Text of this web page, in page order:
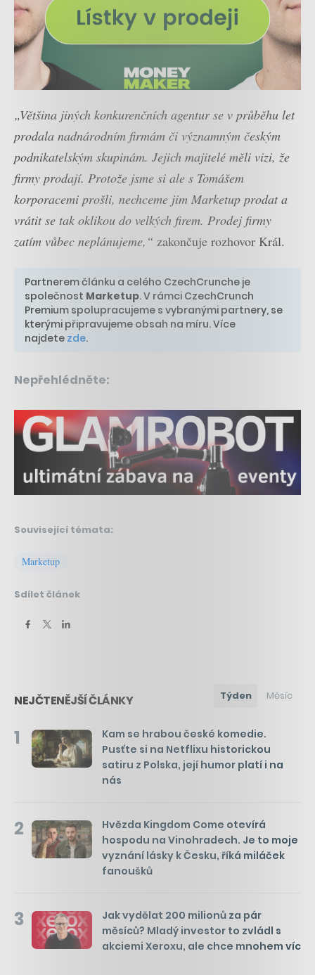
„Většina jiných konkurenčních agentur se v průběhu let
prodala nadnárodním firmám či významným českým
podnikatelským skupinám. Jejich majitelé měli vizi, že
firmy prodají. Protože jsme si ale s Tomášem
korporacemi prošli, nechceme jim Marketup prodat a
vrátit se tak oklikou do velkých firem. Prodej firmy
zatím vůbec neplánujeme,“ zakončuje rozhovor Král.
Partnerem článku a celého CzechCrunche je
společnost Marketup. V rámci CzechCrunch
Premium spolupracujeme s vybranými partnery, se
kterými připravujeme obsah na míru. Více
najdete zde.
Nepřehlédněte:
Související témata:
Marketup
Sdílet článek
NEJČTENĚJŠÍ ČLÁNKY Týden Měsíc
1
Kam se hrabou české komedie.
Pusťte si na Netflixu historickou
satiru z Polska, její humor platí i na
nás
2
Hvězda Kingdom Come otevírá
hospodu na Vinohradech. Je to moje
vyznání lásky k Česku, říká miláček
fanoušků
3
Jak vydělat 200 milionů za pár
měsíců? Mladý investor to zvládl s
akciemi Xeroxu, ale chce mnohem víc